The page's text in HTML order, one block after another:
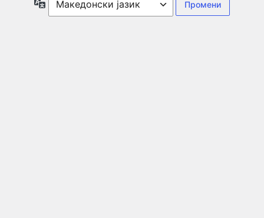
Јазик